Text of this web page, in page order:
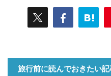
旅行前に読んでおきたい